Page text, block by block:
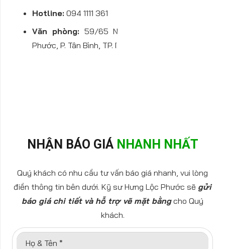
Hotline: 094 1111 361
Văn phòng: 59/65 Nguyễn Thị Tươi, KP. Tân
Phước, P. Tân Bình, TP. Dĩ An, Bình Dương
NHẬN BÁO GIÁ NHANH NHẤT
Quý khách có nhu cầu tư vấn báo giá nhanh, vui lòng
điền thông tin bên dưới. Kỹ sư Hưng Lộc Phước sẽ gửi
báo giá chi tiết và hỗ trợ vẽ mặt bằngcho Quý
khách.
Họ & Tên *